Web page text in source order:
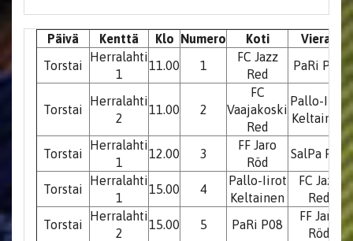
Päivä Kenttä Klo Numero Koti Vieras
Torstai
Herralahti
1
11.00 1
FC Jazz
Red
PaRi P08
Torstai
Herralahti
2
11.00 2
FC
Vaajakoski
Red
Pallo-Iirot
Keltainen
Torstai
Herralahti
1
12.00 3
FF Jaro
Röd
SalPa P08
Torstai
Herralahti
1
15.00 4
Pallo-Iirot
Keltainen
FC Jazz
Red
Torstai
Herralahti
2
15.00 5 PaRi P08
FF Jaro
Röd